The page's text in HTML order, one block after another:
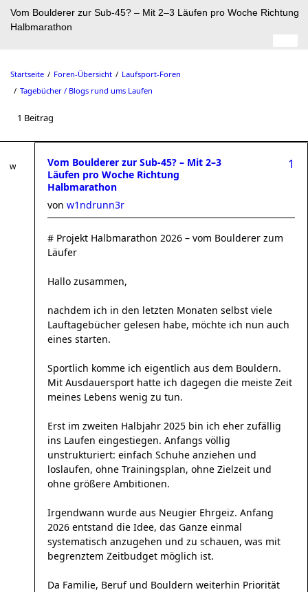
Vom Boulderer zur Sub-45? – Mit 2–3 Läufen pro Woche Richtung
Halbmarathon
Startseite Foren-Übersicht
Laufsport-Foren
Tagebücher / Blogs rund ums Laufen
1 Beitrag
Vom Boulderer zur Sub-45? – Mit 2–3
Läufen pro Woche Richtung
Halbmarathon
1
von w1ndrunn3r
# Projekt Halbmarathon 2026 – vom Boulderer zum
Läufer
Hallo zusammen,
nachdem ich in den letzten Monaten selbst viele
Lauftagebücher gelesen habe, möchte ich nun auch
eines starten.
Sportlich komme ich eigentlich aus dem Bouldern.
Mit Ausdauersport hatte ich dagegen die meiste Zeit
meines Lebens wenig zu tun.
Erst im zweiten Halbjahr 2025 bin ich eher zufällig
ins Laufen eingestiegen. Anfangs völlig
unstrukturiert: einfach Schuhe anziehen und
loslaufen, ohne Trainingsplan, ohne Zielzeit und
ohne größere Ambitionen.
Irgendwann wurde aus Neugier Ehrgeiz. Anfang
2026 entstand die Idee, das Ganze einmal
systematisch anzugehen und zu schauen, was mit
begrenztem Zeitbudget möglich ist.
Da Familie, Beruf und Bouldern weiterhin Priorität